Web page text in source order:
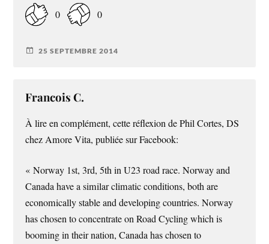
0 0
25 SEPTEMBRE 2014
Francois C.
À lire en complément, cette réflexion de Phil Cortes, DS
chez Amore Vita, publiée sur Facebook:
« Norway 1st, 3rd, 5th in U23 road race. Norway and
Canada have a similar climatic conditions, both are
economically stable and developing countries. Norway
has chosen to concentrate on Road Cycling which is
booming in their nation, Canada has chosen to